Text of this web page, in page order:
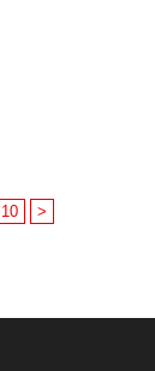
10 >